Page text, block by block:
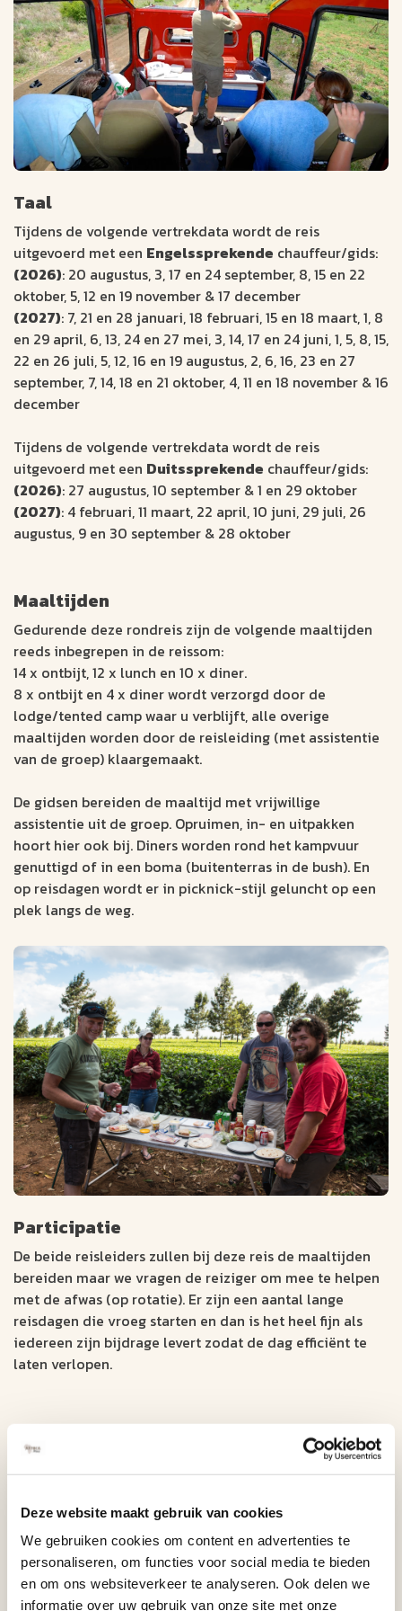
Deze website maakt gebruik van cookies
We gebruiken cookies om content en advertenties te
personaliseren, om functies voor social media te bieden
en om ons websiteverkeer te analyseren. Ook delen we
informatie over uw gebruik van onze site met onze
Taal
Tijdens de volgende vertrekdata wordt de reis
uitgevoerd met een Engelssprekende chauffeur/gids:
(2026): 20 augustus, 3, 17 en 24 september, 8, 15 en 22
oktober, 5, 12 en 19 november & 17 december
(2027): 7, 21 en 28 januari, 18 februari, 15 en 18 maart, 1, 8
en 29 april, 6, 13, 24 en 27 mei, 3, 14, 17 en 24 juni, 1, 5, 8, 15,
22 en 26 juli, 5, 12, 16 en 19 augustus, 2, 6, 16, 23 en 27
september, 7, 14, 18 en 21 oktober, 4, 11 en 18 november & 16
december
Tijdens de volgende vertrekdata wordt de reis
uitgevoerd met een Duitssprekende chauffeur/gids:
(2026): 27 augustus, 10 september & 1 en 29 oktober
(2027): 4 februari, 11 maart, 22 april, 10 juni, 29 juli, 26
augustus, 9 en 30 september & 28 oktober
Maaltijden
Gedurende deze rondreis zijn de volgende maaltijden
reeds inbegrepen in de reissom:
14 x ontbijt, 12 x lunch en 10 x diner.
8 x ontbijt en 4 x diner wordt verzorgd door de
lodge/tented camp waar u verblijft, alle overige
maaltijden worden door de reisleiding (met assistentie
van de groep) klaargemaakt.
De gidsen bereiden de maaltijd met vrijwillige
assistentie uit de groep. Opruimen, in- en uitpakken
hoort hier ook bij. Diners worden rond het kampvuur
genuttigd of in een boma (buitenterras in de bush). En
op reisdagen wordt er in picknick-stijl geluncht op een
plek langs de weg.
Participatie
De beide reisleiders zullen bij deze reis de maaltijden
bereiden maar we vragen de reiziger om mee te helpen
met de afwas (op rotatie). Er zijn een aantal lange
reisdagen die vroeg starten en dan is het heel fijn als
iedereen zijn bijdrage levert zodat de dag efficiënt te
laten verlopen.
Overnachtingen
Tijdens deze Small-Group Safari verblijft u totaal 13
nachten in verschillende comfortabele soorten
accommodaties. Het zijn guesthouses, chalets, hotels,
lodges en permanente tentenkampen met een goede
prijs/kwaliteit verhouding en meestal met een eigen
badkamer. Kamers hebben veelal aparte bedden.